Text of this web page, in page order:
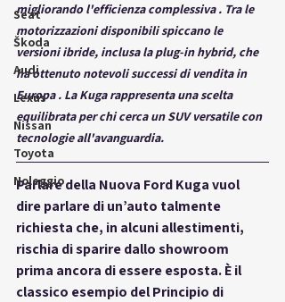
Seat
Škoda
Audi
Lexus
Nissan
Toyota
Noleggio
migliorando l'efficienza complessiva . Tra le
motorizzazioni disponibili spiccano le
versioni ibride, inclusa la plug-in hybrid, che
ha ottenuto notevoli successi di vendita in
Europa . La Kuga rappresenta una scelta
equilibrata per chi cerca un SUV versatile con
tecnologie all'avanguardia.
Parlare della Nuova Ford Kuga vuol
dire parlare di un’auto talmente
richiesta che, in alcuni allestimenti,
rischia di sparire dallo showroom
prima ancora di essere esposta. È il
classico esempio del Principio di